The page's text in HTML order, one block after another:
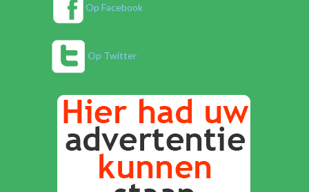
Op Facebook
Op Twitter